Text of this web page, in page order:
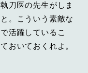
刀医の先生がしま
。こういう素敵な
活躍しているこ
おいておくれよ。